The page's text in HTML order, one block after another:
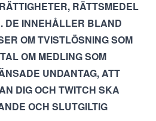
RÄTTSMEDEL
DE INNEHÅLLER BLAND
OM TVISTLÖSNING SOM
OM MEDLING SOM
UNDANTAG, ATT
DIG OCH TWITCH SKA
OCH SLUTGILTIG